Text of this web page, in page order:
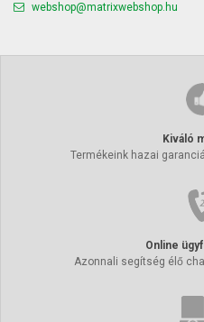
webshop@matrixwebshop.hu
Kiváló
Termékeink hazai
Online
Azonnali segítség élő